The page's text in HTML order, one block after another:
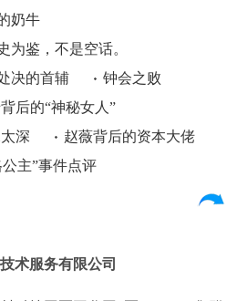
奶牛
为鉴，不是空话。
决的首辅
钟会之败
后的“神秘女人”
深
赵薇背后的资本大佬
主”事件点评
术服务有限公司